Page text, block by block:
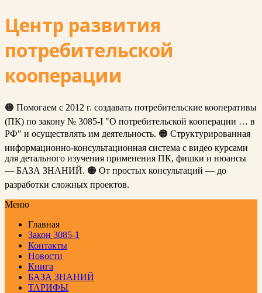
Центр развития
потребительской
кооперации
🟠 Помогаем с 2012 г. создавать потребительские кооперативы
(ПК) по закону № 3085-I "О потребительской кооперации … в
РФ" и осуществлять им деятельность. 🟠 Структурированная
информационно-консультационная система с видео курсами
для детального изучения применения ПК, фишки и нюансы
— БАЗА ЗНАНИЙ. 🟠 От простых консультаций — до
разработки сложных проектов.
Меню
Главная
Закон 3085-1
Контакты
Новости
Книга
БАЗА ЗНАНИЙ
ТАРИФЫ